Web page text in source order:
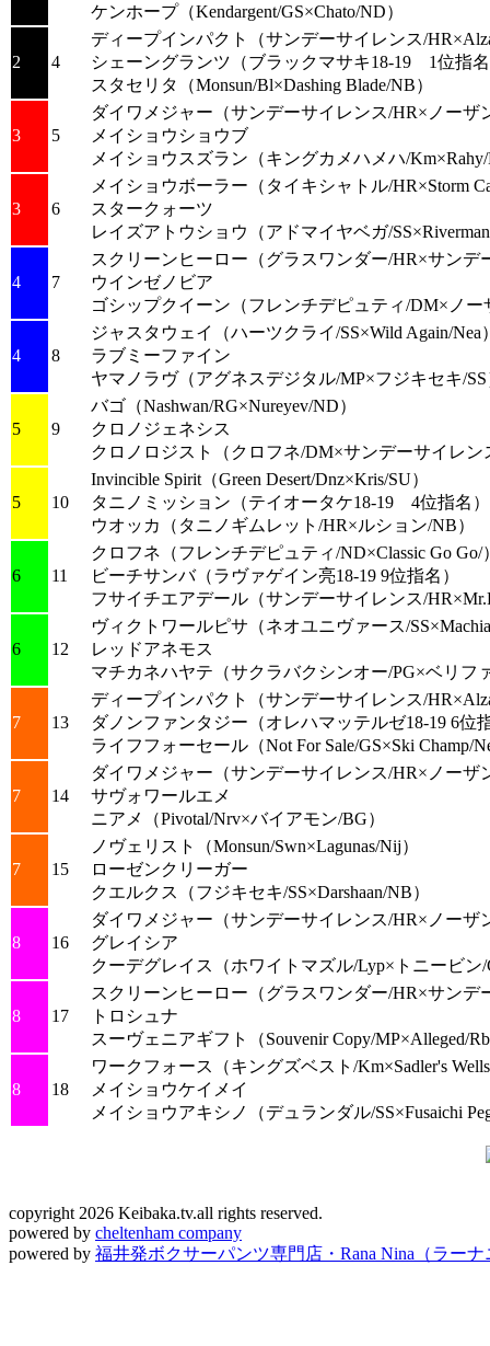
ケンホープ（Kendargent/GS×Chato/ND）
2 4
ディープインパクト
（サンデーサイレンス/
シェーングランツ （ブラックマサキ18-19 1位指
スタセリタ
（Monsun/Bl×Dashing Blade/NB）
3 5
ダイワメジャー （サンデーサイレンス/HR×ノーザ
メイショウショウブ
メイショウスズラン （キングカメハメハ/
3 6
メイショウボーラー （タイキシャトル/HR×Storm
スタークォーツ
レイズアトウショウ
（アドマイヤベガ/
4 7
スクリーンヒーロー （グラスワンダー/HR×サン
ウインゼノビア
ゴシップクイーン （フレンチデピュティ/DM×ノ
4 8
ジャスタウェイ
（ハーツクライ/SS×Wild Again/Nea
ラブミーファイン
ヤマノラヴ（アグネスデジタル/MP×フジキセキ/
5 9
バゴ （Nashwan/RG×Nureyev/ND）
クロノジェネシス
クロノロジスト
（クロフネ/DM×サンデーサイレン
5 10
Invincible Spirit （Green Desert/Dnz×Kris/SU）
タニノミッション （テイオータケ18-19 4位指名）
ウオッカ
（タニノギムレット/HR×ルション/NB）
6 11
クロフネ （フレンチデピュティ/ND×Classic Go Go/
ビーチサンバ（ラヴァゲイン亮18-19 9位指名）
フサイチエアデール （サンデーサイレンス/
6 12
ヴィクトワールピサ （ネオユニヴァース/
レッドアネモス
マチカネハヤテ （サクラバクシンオー/PG×ベリフ
7 13
ディープインパクト
（サンデーサイレンス/
ダノンファンタジー （オレハマッテルゼ18-19 6位
ライフフォーセール （Not For Sale/GS×Ski Champ/
7 14
ダイワメジャー （サンデーサイレンス/HR×ノーザ
サヴォワールエメ
ニアメ
（Pivotal/Nrv×バイアモン/BG）
7 15
ノヴェリスト
（Monsun/Swn×Lagunas/Nij）
ローゼンクリーガー
クエルクス
（フジキセキ/SS×Darshaan/NB）
8 16
ダイワメジャー （サンデーサイレンス/HR×ノーザ
グレイシア
クーデグレイス
（ホワイトマズル/Lyp×トニービン/
8 17
スクリーンヒーロー （グラスワンダー/HR×サン
トロシュナ
スーヴェニアギフト
（Souvenir Copy/MP×Alleged/
8 18
ワークフォース
（キングズベスト/Km×Sadler's
メイショウケイメイ
メイショウアキシノ
（デュランダル/SS×Fusaichi
copyright 2026 Keibaka.tv.all rights reserved.
powered by cheltenham company
powered by 福井発ボクサーパンツ専門店・Rana Nina（ラー